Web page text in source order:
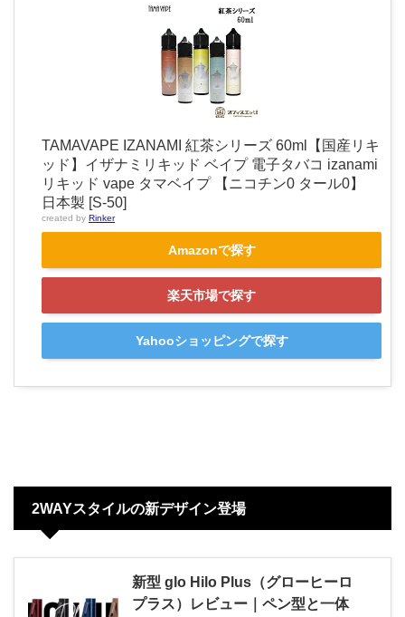
TAMAVAPE IZANAMI 紅茶シリーズ 60ml【国産リキ
ッド】イザナミリキッド ベイプ 電子タバコ izanami
リキッド vape タマベイプ 【ニコチン0 タール0】
日本製 [S-50]
created by Rinker
Amazonで探す
楽天市場で探す
Yahooショッピングで探す
2WAYスタイルの新デザイン登場
新型 glo Hilo Plus（グローヒーロ
プラス）レビュー｜ペン型と一体